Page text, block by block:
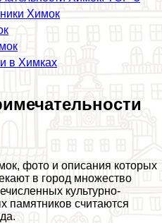
Химок
в Химках
фото и описания которых
в город множество
культурно-
памятников считаются